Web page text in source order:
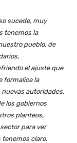
sucede, muy
tenemos la
pueblo, de
el ajuste que
formalice la
autoridades,
los gobiernos
planteos,
para ver
tenemos claro.